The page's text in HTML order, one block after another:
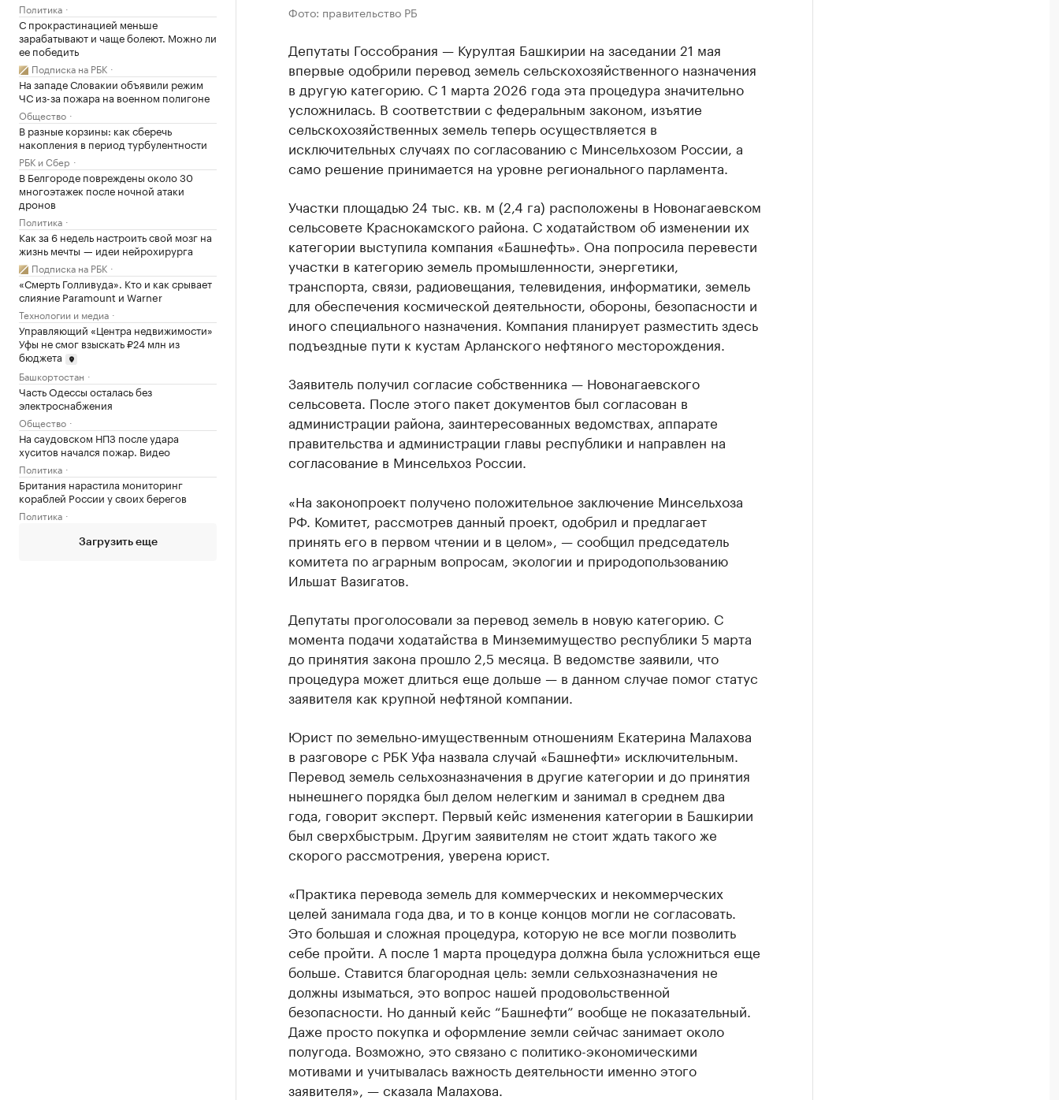
Политика
С прокрастинацией меньше
зарабатывают и чаще болеют. Можно ли
ее победить
Подписка на РБК
На западе Словакии объявили режим
ЧС из-за пожара на военном полигоне
Общество
В разные корзины: как сберечь
накопления в период турбулентности
РБК и Сбер
В Белгороде повреждены около 30
многоэтажек после ночной атаки
дронов
Политика
Как за 6 недель настроить свой мозг на
жизнь мечты — идеи нейрохирурга
Подписка на РБК
«Смерть Голливуда». Кто и как срывает
слияние Paramount и Warner
Технологии и медиа
Управляющий «Центра недвижимости»
Уфы не смог взыскать ₽24 млн из
бюджета
Башкортостан
Часть Одессы осталась без
электроснабжения
Общество
На саудовском НПЗ после удара
хуситов начался пожар. Видео
Политика
Британия нарастила мониторинг
кораблей России у своих берегов
Политика
Загрузить еще
Фото: правительство РБ
Депутаты Госсобрания — Курултая Башкирии на заседании 21 мая
впервые одобрили перевод земель сельскохозяйственного назначения
в другую категорию. С 1 марта 2026 года эта процедура значительно
усложнилась. В соответствии с федеральным законом, изъятие
сельскохозяйственных земель теперь осуществляется в
исключительных случаях по согласованию с Минсельхозом России, а
само решение принимается на уровне регионального парламента.
Участки площадью 24 тыс. кв. м (2,4 га) расположены в Новонагаевском
сельсовете Краснокамского района. С ходатайством об изменении их
категории выступила компания «Башнефть». Она попросила перевести
участки в категорию земель промышленности, энергетики,
транспорта, связи, радиовещания, телевидения, информатики, земель
для обеспечения космической деятельности, обороны, безопасности и
иного специального назначения. Компания планирует разместить здесь
подъездные пути к кустам Арланского нефтяного месторождения.
Заявитель получил согласие собственника — Новонагаевского
сельсовета. После этого пакет документов был согласован в
администрации района, заинтересованных ведомствах, аппарате
правительства и администрации главы республики и направлен на
согласование в Минсельхоз России.
«На законопроект получено положительное заключение Минсельхоза
РФ. Комитет, рассмотрев данный проект, одобрил и предлагает
принять его в первом чтении и в целом», — сообщил председатель
комитета по аграрным вопросам, экологии и природопользованию
Ильшат Вазигатов.
Депутаты проголосовали за перевод земель в новую категорию. С
момента подачи ходатайства в Минземимущество республики 5 марта
до принятия закона прошло 2,5 месяца. В ведомстве заявили, что
процедура может длиться еще дольше — в данном случае помог статус
заявителя как крупной нефтяной компании.
Юрист по земельно-имущественным отношениям Екатерина Малахова
в разговоре с РБК Уфа назвала случай «Башнефти» исключительным.
Перевод земель сельхозназначения в другие категории и до принятия
нынешнего порядка был делом нелегким и занимал в среднем два
года, говорит эксперт. Первый кейс изменения категории в Башкирии
был сверхбыстрым. Другим заявителям не стоит ждать такого же
скорого рассмотрения, уверена юрист.
«Практика перевода земель для коммерческих и некоммерческих
целей занимала года два, и то в конце концов могли не согласовать.
Это большая и сложная процедура, которую не все могли позволить
себе пройти. А после 1 марта процедура должна была усложниться еще
больше. Ставится благородная цель: земли сельхозназначения не
должны изыматься, это вопрос нашей продовольственной
безопасности. Но данный кейс “Башнефти” вообще не показательный.
Даже просто покупка и оформление земли сейчас занимает около
полугода. Возможно, это связано с политико-экономическими
мотивами и учитывалась важность деятельности именно этого
заявителя», — сказала Малахова.